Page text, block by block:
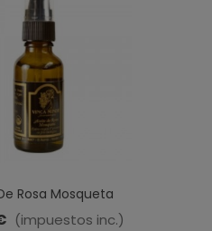
Rosa Mosqueta
Minor · 30 Ml
(impuestos inc.)